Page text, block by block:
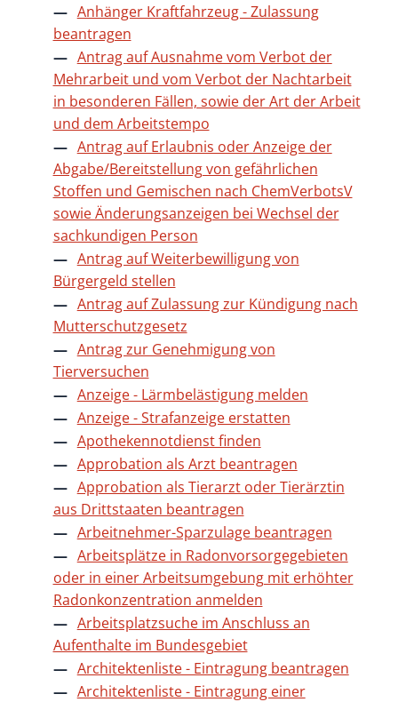
Anhänger Kraftfahrzeug - Zulassung
beantragen
Antrag auf Ausnahme vom Verbot der
Mehrarbeit und vom Verbot der Nachtarbeit
in besonderen Fällen, sowie der Art der Arbeit
und dem Arbeitstempo
Antrag auf Erlaubnis oder Anzeige der
Abgabe/Bereitstellung von gefährlichen
Stoffen und Gemischen nach ChemVerbotsV
sowie Änderungsanzeigen bei Wechsel der
sachkundigen Person
Antrag auf Weiterbewilligung von
Bürgergeld stellen
Antrag auf Zulassung zur Kündigung nach
Mutterschutzgesetz
Antrag zur Genehmigung von
Tierversuchen
Anzeige - Lärmbelästigung melden
Anzeige - Strafanzeige erstatten
Apothekennotdienst finden
Approbation als Arzt beantragen
Approbation als Tierarzt oder Tierärztin
aus Drittstaaten beantragen
Arbeitnehmer-Sparzulage beantragen
Arbeitsplätze in Radonvorsorgegebieten
oder in einer Arbeitsumgebung mit erhöhter
Radonkonzentration anmelden
Arbeitsplatzsuche im Anschluss an
Aufenthalte im Bundesgebiet
Architektenliste - Eintragung beantragen
Architektenliste - Eintragung einer